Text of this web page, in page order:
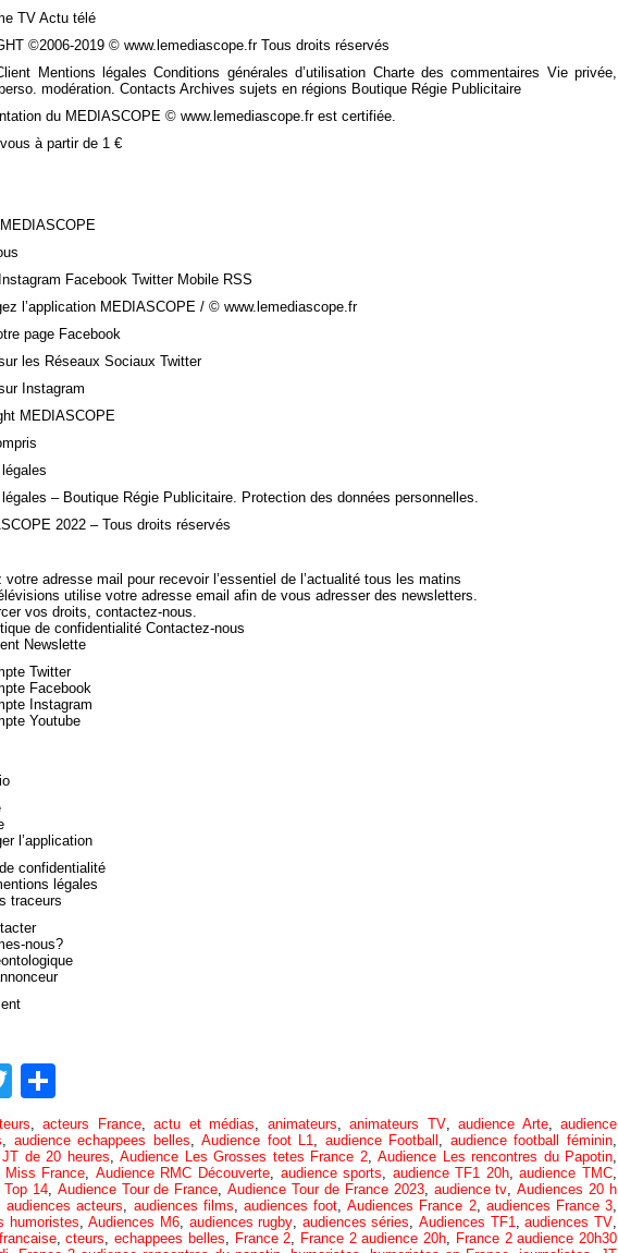
TV Actu télé
©2006-2019 © www.lemediascope.fr Tous droits réservés
Mentions légales Conditions générales d’utilisation Charte des commentaires Vie privée,
modération. Contacts Archives sujets en régions Boutique Régie Publicitaire
du MEDIASCOPE © www.lemediascope.fr est certifiée.
à partir de 1 €
Facebook Twitter Mobile RSS
l’application MEDIASCOPE / © www.lemediascope.fr
page Facebook
les Réseaux Sociaux Twitter
Instagram
MEDIASCOPE
– Boutique Régie Publicitaire. Protection des données personnelles.
2022 – Tous droits réservés
adresse mail pour recevoir l’essentiel de l’actualité tous les matins
utilise votre adresse email afin de vous adresser des newsletters.
vos droits, contactez-nous.
de confidentialité Contactez-nous
Newslette
Twitter
Facebook
Instagram
Youtube
l’application
confidentialité
légales
traceurs
nous?
Twitter
acteurs France, actu et médias animateurs animateurs TV, audience Arte, audience
audience echappees belles ,Audience foot L1 audience Football audience football féminin
de 20 heures ,Audience Les Grosses tetes France 2,Audience Les rencontres du Papotin
Miss France
Audience RMC Découverte, audience sports audience TF1 20h,audience TMC
Top 14, Audience Tour de France ,Audience Tour de France 2023, audience tv ,Audiences 20 h
,audiences acteurs audiences films audiences foot ,Audiences France 2, audiences France 3
humoristes ,Audiences M6, audiences rugby audiences séries ,Audiences TF1 ,audiences TV
,cteurs ,echappees belles France 2 France 2 audience 20h
France 2 audience 20h30